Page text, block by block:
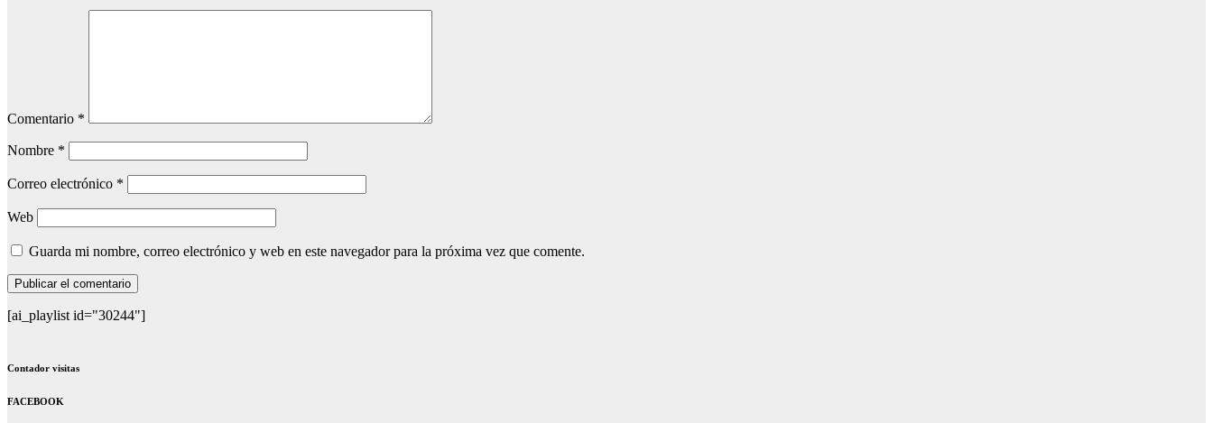
Comentario *
Nombre *
Correo electrónico *
Web
Guarda mi nombre, correo electrónico y web en este navegador para la próxima vez que comente.
[ai_playlist id="30244"]
Contador visitas
FACEBOOK